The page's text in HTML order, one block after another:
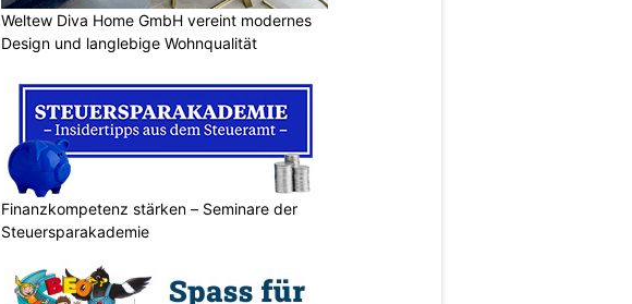
Weltew Diva Home GmbH vereint modernes
Design und langlebige Wohnqualität
Finanzkompetenz stärken – Seminare der
Steuersparakademie